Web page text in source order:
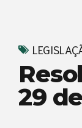
29